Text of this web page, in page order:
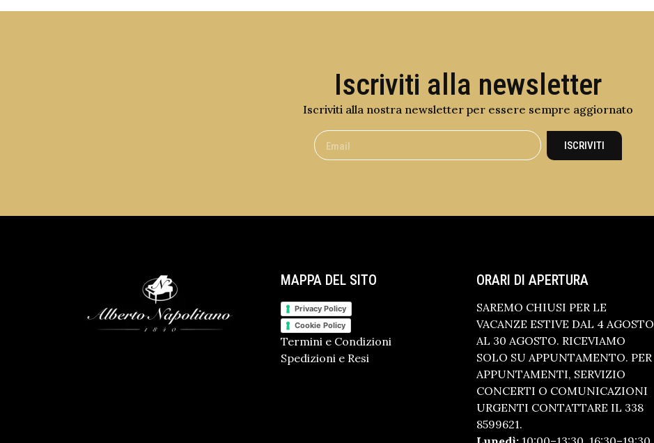
Iscriviti alla newsletter
Iscriviti alla nostra newsletter per essere sempre aggiornato
ISCRIVITI
MAPPA DEL SITO
Privacy Policy
Cookie Policy
Termini e Condizioni
Spedizioni e Resi
ORARI DI APERTURA
SAREMO CHIUSI PER LE
VACANZE ESTIVE DAL 4 AGOSTO
AL 30 AGOSTO. RICEVIAMO
SOLO SU APPUNTAMENTO. PER
APPUNTAMENTI, SERVIZIO
CONCERTI O COMUNICAZIONI
URGENTI CONTATTARE IL 338
8599621.